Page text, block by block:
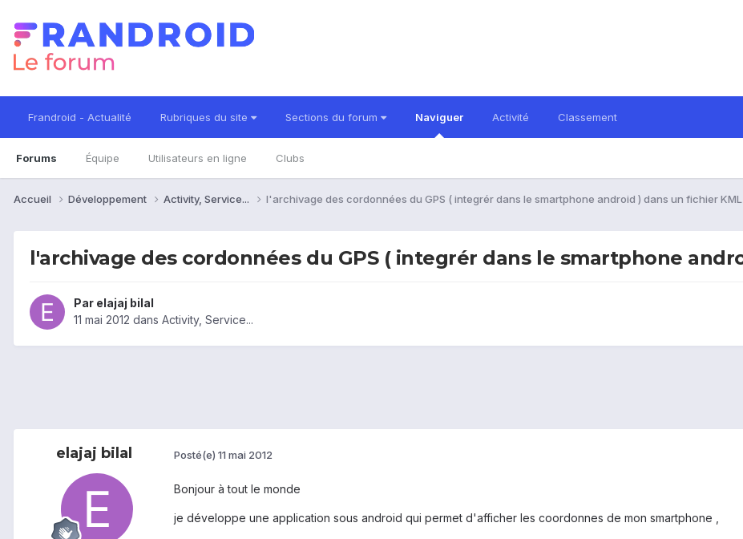
Frandroid - Actualité Rubriques du site Sections du forum Naviguer
Forums Équipe Utilisateurs en ligne Clubs
Activité Classement
Accueil Développement Activity, Service... l'archivage des cordonnées du GPS ( integrér dans le smartphone android ) dans un fichier KML
l'archivage des cordonnées du GPS ( integrér dans le smartphone
Par elajaj bilal
11 mai 2012 dans Activity, Service...
elajaj bilal Posté(e) 11 mai 2012
Bonjour à tout le monde
je développe une application sous android qui permet d'afficher les coordonnes de mon smartphone ,